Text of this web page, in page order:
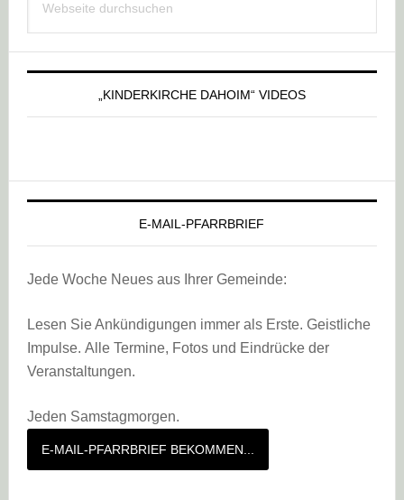
Sidebar
durchsuchen
„KINDERKIRCHE DAHOIM“ VIDEOS
E-MAIL-PFARRBRIEF
Jede Woche Neues aus Ihrer Gemeinde:
Lesen Sie Ankündigungen immer als Erste. Geistliche
Impulse. Alle Termine, Fotos und Eindrücke der
Veranstaltungen.
Jeden Samstagmorgen.
E-MAIL-PFARRBRIEF BEKOMMEN...